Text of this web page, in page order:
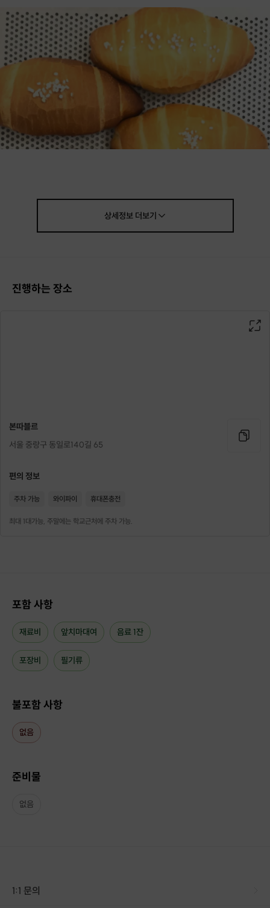
요즘 빵 중에서도 대세 중의 대세인 시오빵을 만들어 보는 시
시오빵을 좋아하셨던 분들! 이라면 진짜 좋아하실 맛이에요.
상세정보더보기
진행하는 장소
본따블르
서울 중랑구 동일로140길 65
편의 정보
주차 가능 와이파이 휴대폰충전
최대 1대가능, 주말에는 학교근처에 주차 가능.
포함 사항
재료비 앞치마대여 음료 1잔
포장비 필기류
불포함 사항
없음
준비물
없음
1:1 문의